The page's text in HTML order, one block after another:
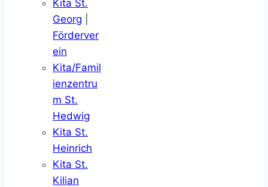
Kita St.
Georg
Förderver
ein
Kita/Famil
ienzentru
m St.
Hedwig
Kita St.
Heinrich
Kita St.
Kilian